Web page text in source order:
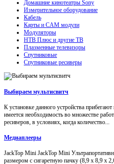
Домашние кинотеатры Sony
Измерительное оборудование
Кабель
Карты и CAM модули
Модуляторы
НТВ Плюс и другие ТВ
Плазменные телевизоры
Спутниковые
Спутниковые ресиверы
Выбираем мультисвитч
К установке данного устройства прибегают
имеется необходимость во множестве
ресиверов, в условиях, когда количество...
Медиаплееры
JackTop Mini JackTop Mini
размером с сигаретную пачку (8,9 x 8,9 x